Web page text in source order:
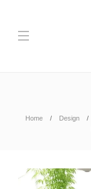
Home Design